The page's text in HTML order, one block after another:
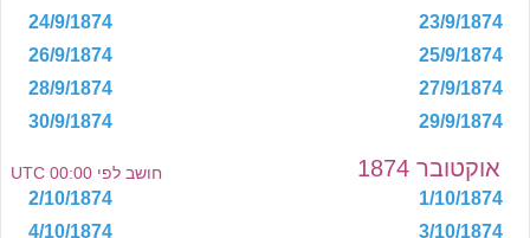
23/9/1874
24/9/1874
25/9/1874
26/9/1874
27/9/1874
28/9/1874
29/9/1874
30/9/1874
אוקטובר 1874 חושב לפי 00:00 UTC
1/10/1874
2/10/1874
3/10/1874
4/10/1874